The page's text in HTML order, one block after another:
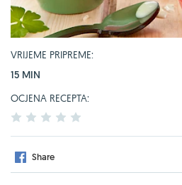
VRIJEME PRIPREME:
15 MIN
OCJENA RECEPTA:
2 3 4
Share